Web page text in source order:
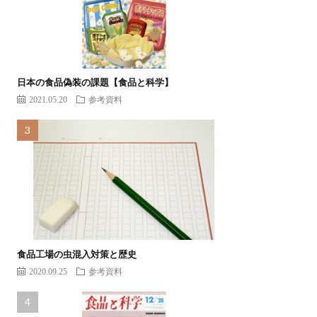
日本の食品偽装の課題【食品と科学】
2021.05.20 参考資料
食品工場の虫混入対策と歴史
2020.09.25 参考資料